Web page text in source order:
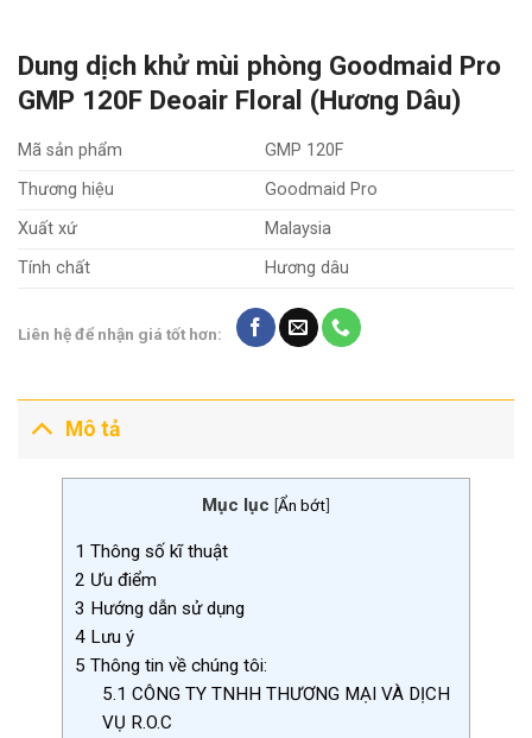
Dung dịch khử mùi phòng Goodmaid Pro
GMP 120F Deoair Floral (Hương Dâu)
Mã sản phẩm
GMP 120F
Thương hiệu
Goodmaid Pro
Xuất xứ
Malaysia
Tính chất
Hương dâu
Liên hệ để nhận giá tốt hơn:
Mô tả
Mục lục [Ẩn bớt]
1 Thông số kĩ thuật
2 Ưu điểm
3 Hướng dẫn sử dụng
4Lưu ý
5 Thông tin về chúng tôi:
5.1 CÔNG TY TNHH THƯƠNG MẠI VÀ DỊCH
VỤ R.O.C